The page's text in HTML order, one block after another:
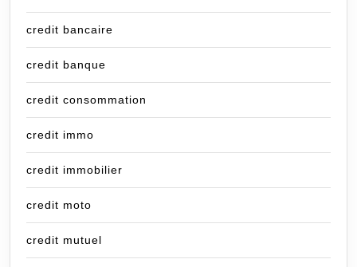
credit bancaire
credit banque
credit consommation
credit immo
credit immobilier
credit moto
credit mutuel